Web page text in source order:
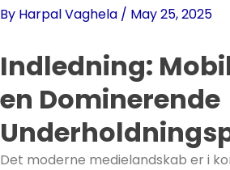
By Harpal Vaghela / May 25, 2025
Indledning:
en Dominerende
Det moderne medielandskab er i